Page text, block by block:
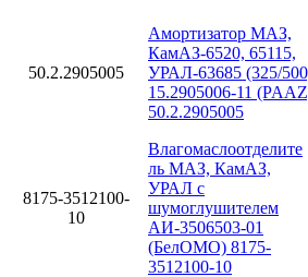
50.2.2905005
Амортизатор МАЗ,
КамАЗ-6520, 65115,
УРАЛ-63685 (325/
15.2905006-11
50.2.2905005
8175-3512100-
10
Влагомаслоотделите
ль МАЗ, КамАЗ,
УРАЛ с
шумоглушителем
АИ-3506503-01
(БелОМО) 8175-
3512100-10